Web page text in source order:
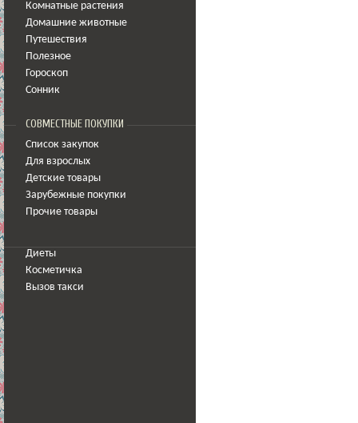
Комнатные растения
Домашние животные
Путешествия
Полезное
Гороскоп
Сонник
СОВМЕСТНЫЕ ПОКУПКИ
Список закупок
Для взрослых
Детские товары
Зарубежные покупки
Прочие товары
Диеты
Косметичка
Вызов такси